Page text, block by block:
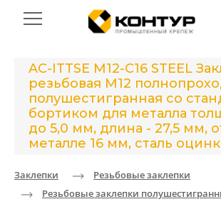
AC-ITTSE M12-C16 STEEL
резьбовая М12
полушестигранная со
бортиком для металла
до 5,0 мм, длина - 27,5 мм,
металле 16 мм, сталь
Заклепки
Резьбовые заклепки
Резьбовые заклепки